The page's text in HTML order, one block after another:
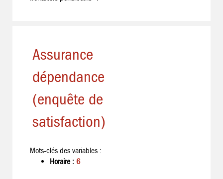
Assurance
dépendance
(enquête de
satisfaction)
Mots-clés des variables :
Horaire : 6